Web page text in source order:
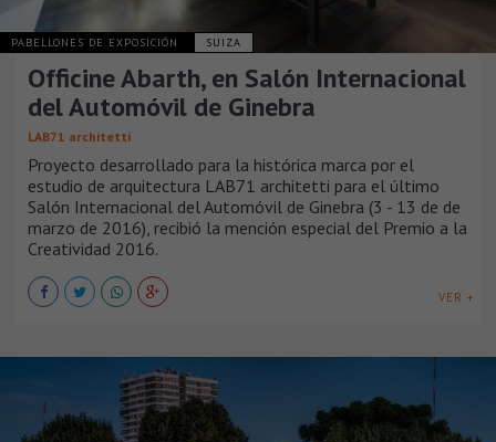
PABELLONES DE EXPOSICIÓN SUIZA
Officine Abarth, en Salón Internacional
del Automóvil de Ginebra
LAB71 architetti
Proyecto desarrollado para la histórica marca por el
estudio de arquitectura LAB71 architetti para el último
Salón Internacional del Automóvil de Ginebra (3 - 13 de de
marzo de 2016), recibió la mención especial del Premio a la
Creatividad 2016.
VER +